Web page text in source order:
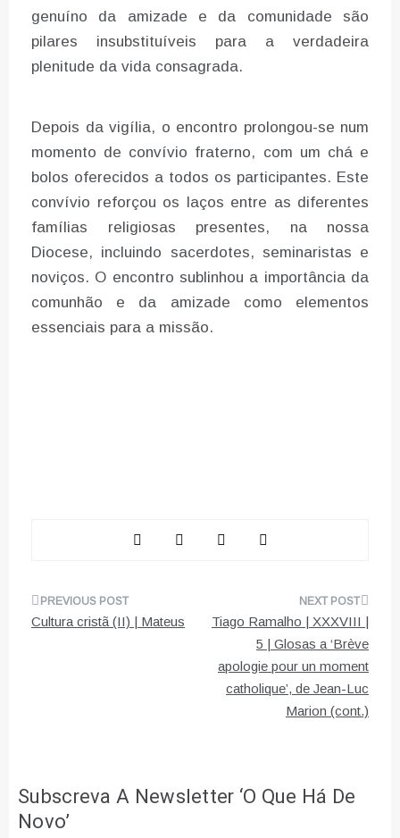
genuíno da amizade e da comunidade são
pilares insubstituíveis para a verdadeira
plenitude da vida consagrada.
Depois da vigília, o encontro prolongou-se num
momento de convívio fraterno, com um chá e
bolos oferecidos a todos os participantes. Este
convívio reforçou os laços entre as diferentes
famílias religiosas presentes, na nossa
Diocese, incluindo sacerdotes, seminaristas e
noviços. O encontro sublinhou a importância da
comunhão e da amizade como elementos
essenciais para a missão.
Navegação
Cultura cristã (II) | Mateus
Tiago Ramalho | XXXVIII |
5 | Glosas a ‘Brève
apologie pour un moment
catholique’, de Jean-Luc
Marion (cont.)
Subscreva A Newsletter ‘O Que Há De
Novo’